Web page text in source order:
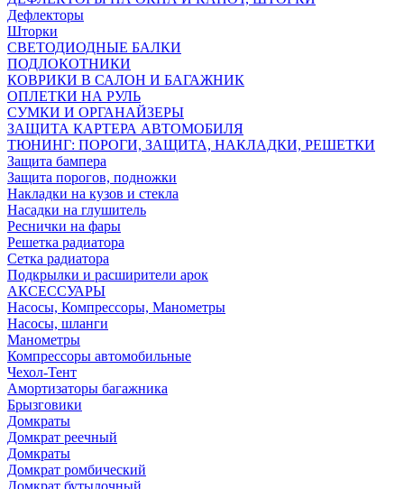
Дефлекторы
Шторки
СВЕТОДИОДНЫЕ БАЛКИ
ПОДЛОКОТНИКИ
КОВРИКИ В САЛОН И БАГАЖНИК
ОПЛЕТКИ НА РУЛЬ
СУМКИ И ОРГАНАЙЗЕРЫ
ЗАЩИТА КАРТЕРА АВТОМОБИЛЯ
ТЮНИНГ: ПОРОГИ, ЗАЩИТА, НАКЛАДКИ, РЕШЕТКИ
Защита бампера
Защита порогов, подножки
Накладки на кузов и стекла
Насадки на глушитель
Реснички на фары
Решетка радиатора
Сетка радиатора
Подкрылки и расширители арок
АКСЕССУАРЫ
Насосы, Компрессоры, Манометры
Насосы, шланги
Манометры
Компрессоры автомобильные
Чехол-Тент
Амортизаторы багажника
Брызговики
Домкраты
Домкрат реечный
Домкраты
Домкрат ромбический
Домкрат бутылочный